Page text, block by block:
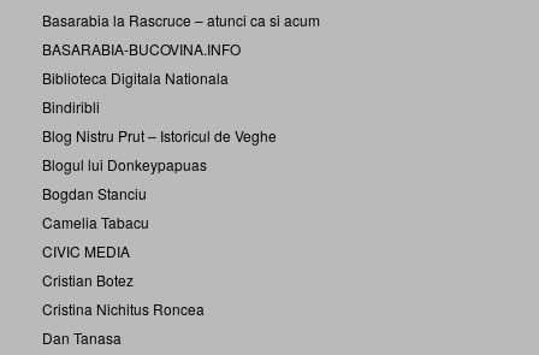
Basarabia la Rascruce – atunci ca si acum
BASARABIA-BUCOVINA.INFO
Biblioteca Digitala Nationala
Bindiribli
Blog Nistru Prut – Istoricul de Veghe
Blogul lui Donkeypapuas
Bogdan Stanciu
Camelia Tabacu
CIVIC MEDIA
Cristian Botez
Cristina Nichitus Roncea
Dan Tanasa